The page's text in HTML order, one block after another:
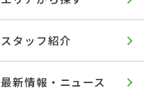
スタッフ紹介
最新情報・ニュース